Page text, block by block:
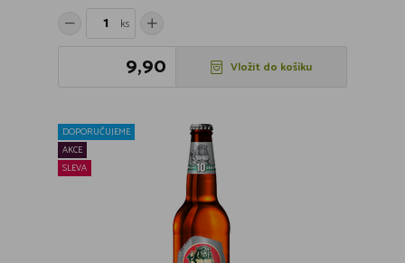
ks
9,90 Vložit do košíku
DOPORUČUJEME
AKCE
SLEVA